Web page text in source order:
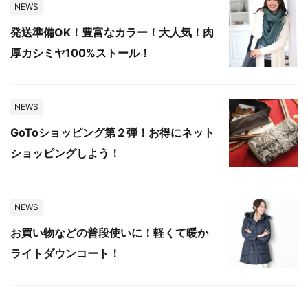
NEWS
発送準備OK！豊富なカラー！大人気！肉
厚カシミヤ100%ストール！
NEWS
GoToショッピング第２弾！お得にネット
ショッピングしよう！
NEWS
お買い物などの普段使いに！軽くて暖か
ライトダウンコート！